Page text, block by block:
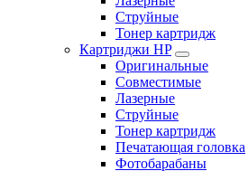
Струйные
Тонер картридж
Картриджи HP
Оригинальные
Совместимые
Лазерные
Струйные
Тонер картридж
Печатающая головка
Фотобарабаны